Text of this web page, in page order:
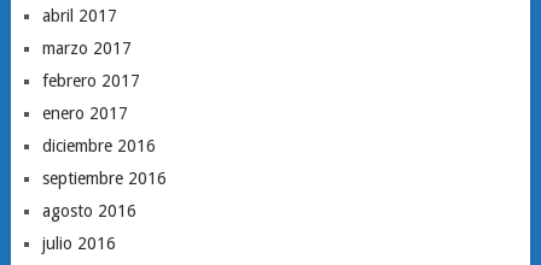
abril 2017
marzo 2017
febrero 2017
enero 2017
diciembre 2016
septiembre 2016
agosto 2016
julio 2016